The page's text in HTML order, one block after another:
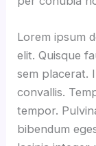
Lorem ipsum
elit. Quisque
sem placerat.
convallis.
tempor.
bibendum